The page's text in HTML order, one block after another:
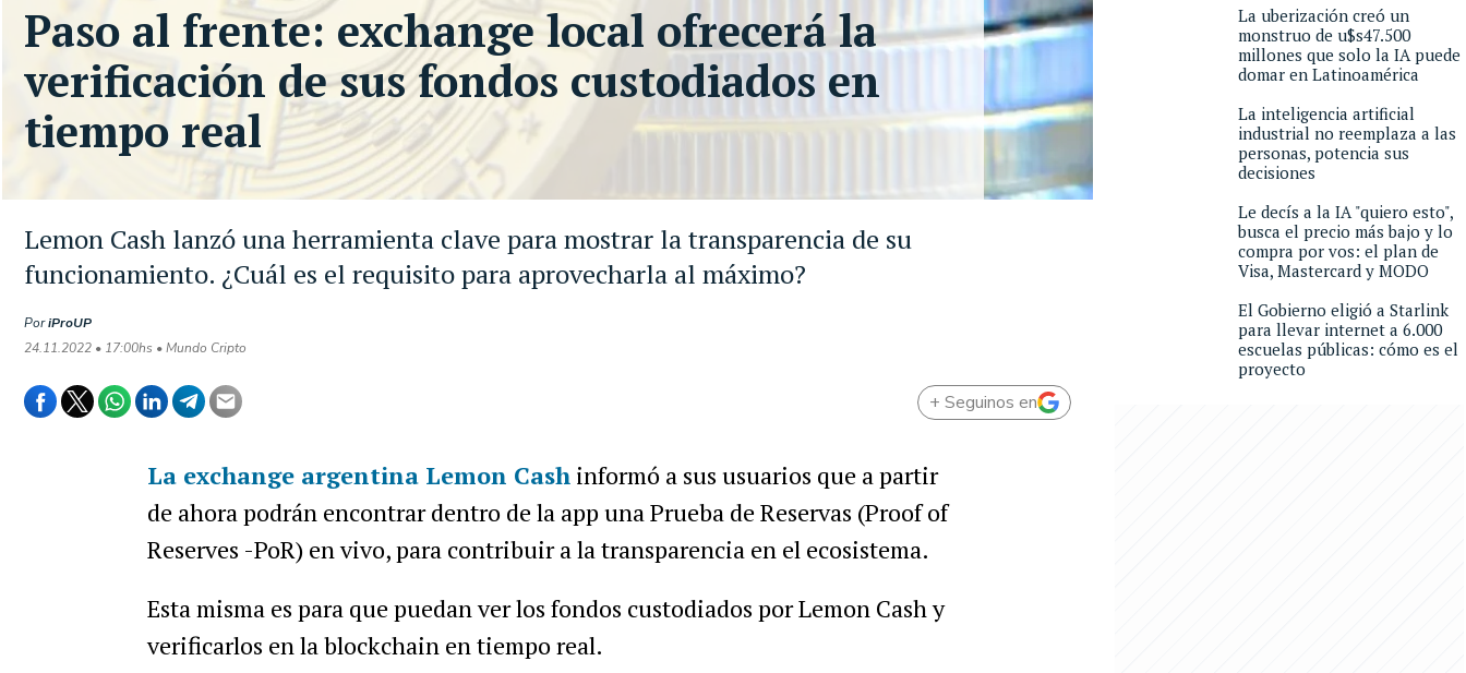
Lemon Cash lanzó una herramienta clave para mostrar la transparencia de su
funcionamiento. ¿Cuál es el requisito para aprovecharla al máximo?
PoriProUP
24.11.2022 • 17:00hs • Mundo Cripto
Paso al frente: exchange local ofrecerá la
verificación de sus fondos custodiados en
tiempo real
+ Seguinos en
La exchange argentina Lemon Cashinformó a sus usuarios que a partir
de ahora podrán encontrar dentro de la app una Prueba de Reservas (Proof of
Reserves -PoR) en vivo, para contribuir a la transparencia en el ecosistema.
Esta misma es para que puedan ver los fondos custodiados por Lemon Cash y
verificarlos en la blockchain en tiempo real.
La uberización creó un
monstruo de u$s47.500
millones que solo la IA puede
domar en Latinoamérica
La inteligencia artificial
industrial no reemplaza a las
personas, potencia sus
decisiones
Le decís a la IA "quiero esto",
busca el precio más bajo y lo
compra por vos: el plan de
Visa, Mastercard y MODO
El Gobierno eligió a Starlink
para llevar internet a 6.000
escuelas públicas: cómo es el
proyecto